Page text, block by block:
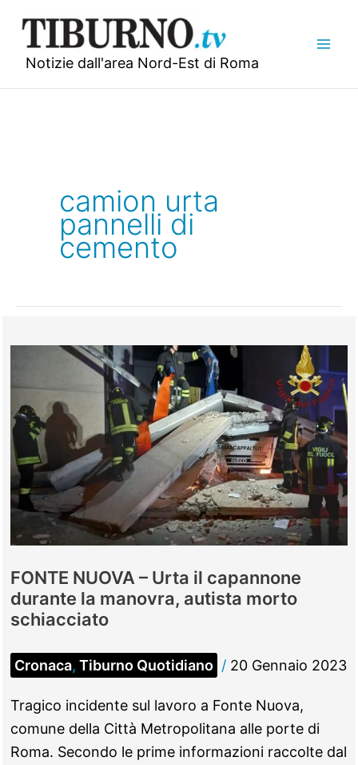
contenuto
Notizie dall'area Nord-Est di Roma
camion urta
pannelli di
cemento
FONTE NUOVA – Urta il capannone
durante la manovra, autista morto
schiacciato
Cronaca, Tiburno Quotidiano / 20 Gennaio 2023
Tragico incidente sul lavoro a Fonte Nuova,
comune della Città Metropolitana alle porte di
Roma. Secondo le prime informazioni raccolte dal